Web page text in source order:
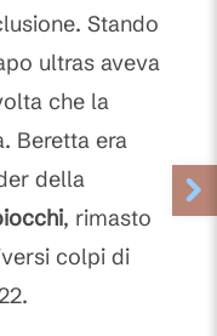
Stando
ultras aveva
che la
Beretta era
della
, rimasto
colpi di